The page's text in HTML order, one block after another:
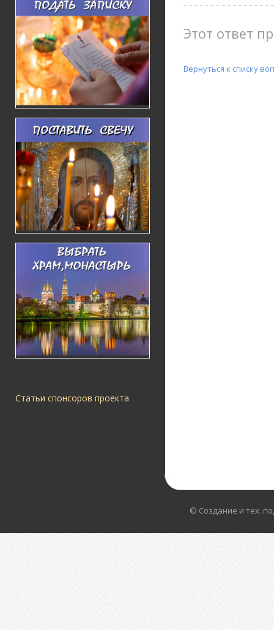
Статьи спонсоров проекта
Этот ответ
Вернуться к списку
© Создание и тех.